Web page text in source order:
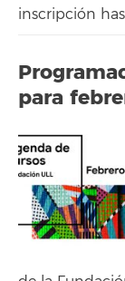
inscripción
para